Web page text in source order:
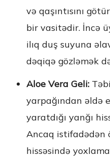
və qaşıntısını
bir vasitədir. İncə
ilıq duş suyuna
dəqiqə gözləmək
Aloe Vera Geli:
yarpağından əldə
yaratdığı yanğı
Ancaq istifadədən
hissəsində